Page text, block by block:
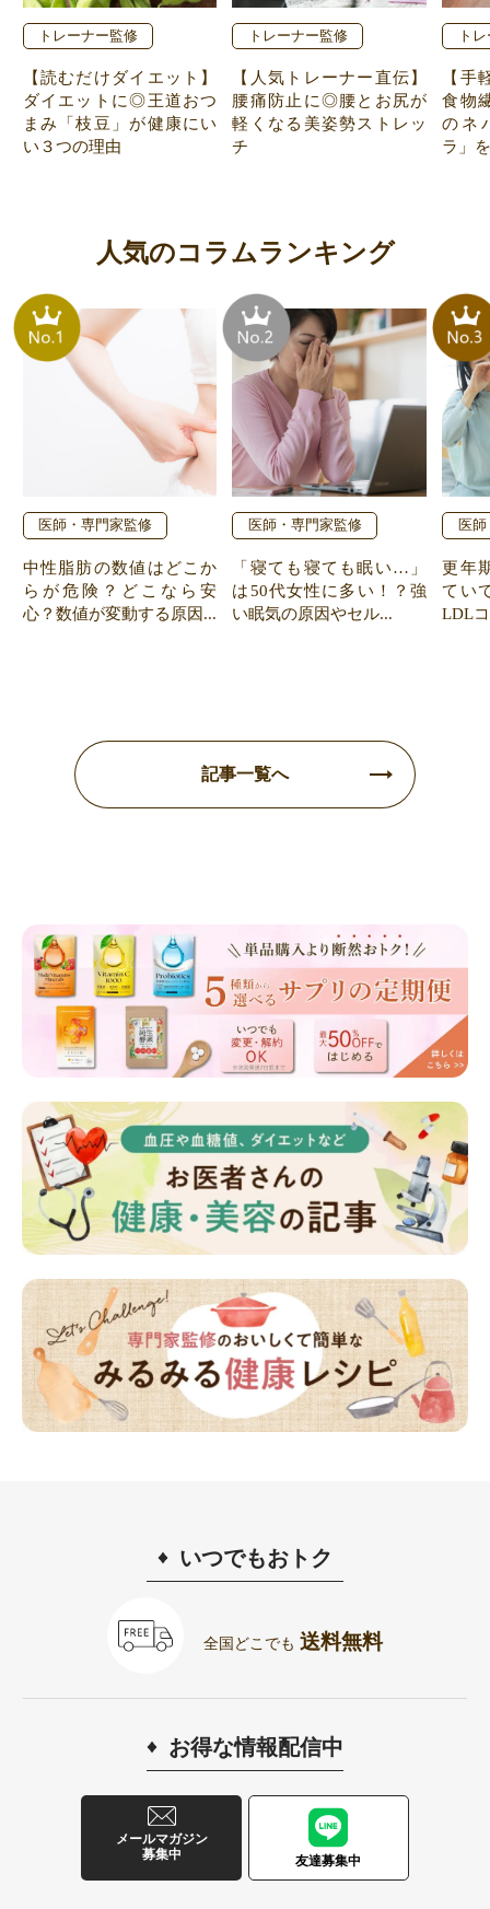
トレーナー監修
【読むだけダイエット】
ダイエットに◎王道おつ
まみ「枝豆」が健康にい
い３つの理由
トレーナー監修
【人気トレーナー直伝】
腰痛防止に◎腰とお尻が
軽くなる美姿勢ストレッ
チ
ト
【手
食物
のネ
ラ」
人気のコラムランキング
医師・専門家監修
中性脂肪の数値はどこか
らが危険？どこなら安
心？数値が変動する原因...
医師・専門家監修
「寝ても寝ても眠い…」
は50代女性に多い！？強
い眠気の原因やセル...
医
更年
てい
LDL
記事一覧へ
いつでもおトク
全国どこでも 送料無料
お得な情報配信中
メールマガジン
募集中
友達募集中